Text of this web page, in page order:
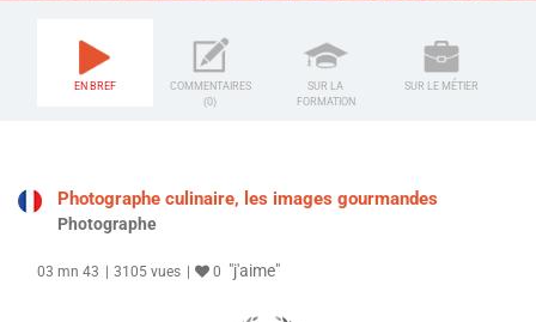
EN BREF
COMMENTAIRES
(0)
SUR LA
FORMATION
SUR LE MÉTIER
Photographe culinaire, les images gourmandes
Photographe
03 mn 43 3105 vues 0 "j'aime"